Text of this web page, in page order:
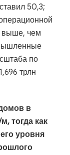
50,3;
выше, чем
по
трлн
в
тогда как
уровня